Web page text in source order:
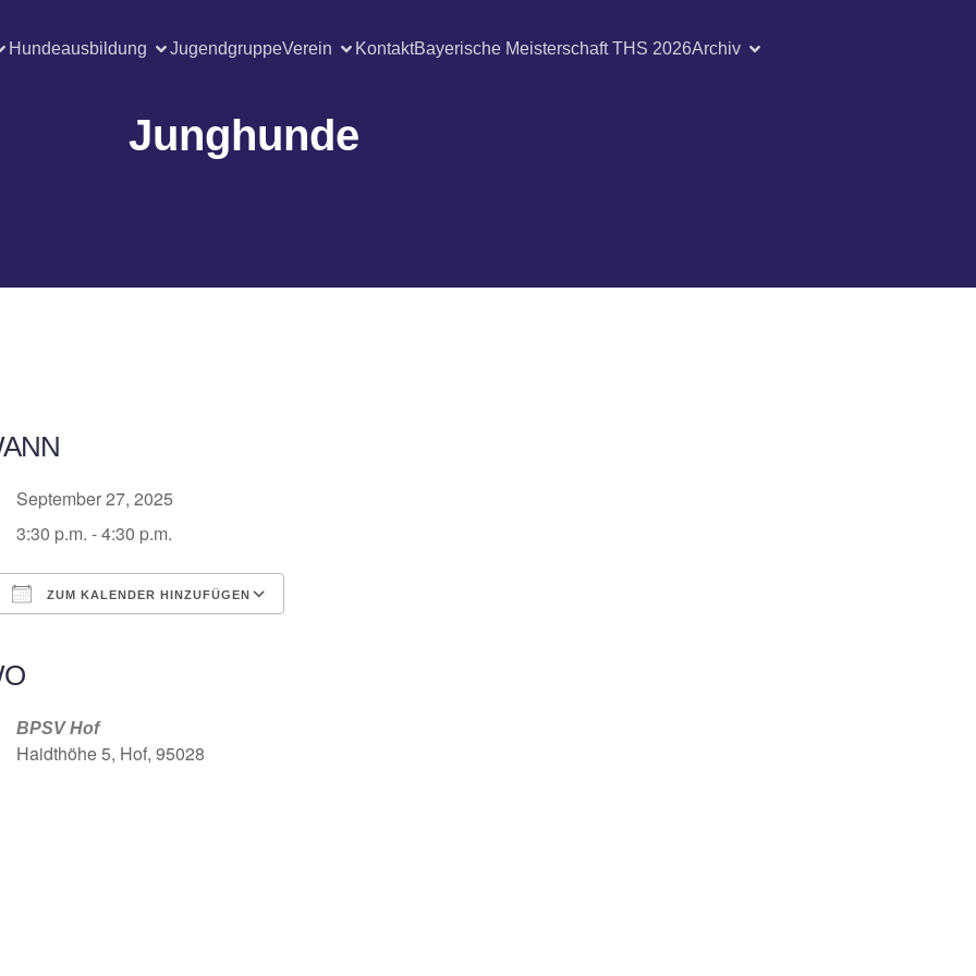
Hundeausbildung JugendgruppeVerein KontaktBayerische Meisterschaft THS 2026Archiv
Junghunde
September 27, 2025
3:30 p.m. - 4:30 p.m.
ZUM KALENDER HINZUFÜGEN
BPSV Hof
Haidthöhe 5, Hof, 95028